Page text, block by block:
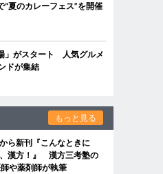
“夏のカレーフェス”を開催
」がスタート 人気グルメ
ドが集結
もっと見る
ら新刊『こんなときに
漢方！』 漢方三考塾の
や薬剤師が執筆